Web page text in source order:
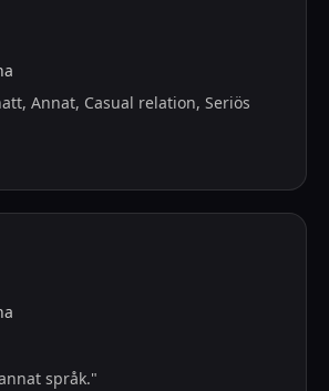
Annat, Casual relation, Seriös
språk."